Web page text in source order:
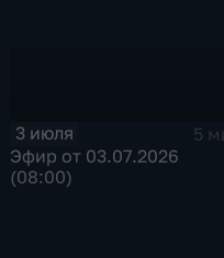
3 июля
5
Эфир от 03.07.2026
(08:00)